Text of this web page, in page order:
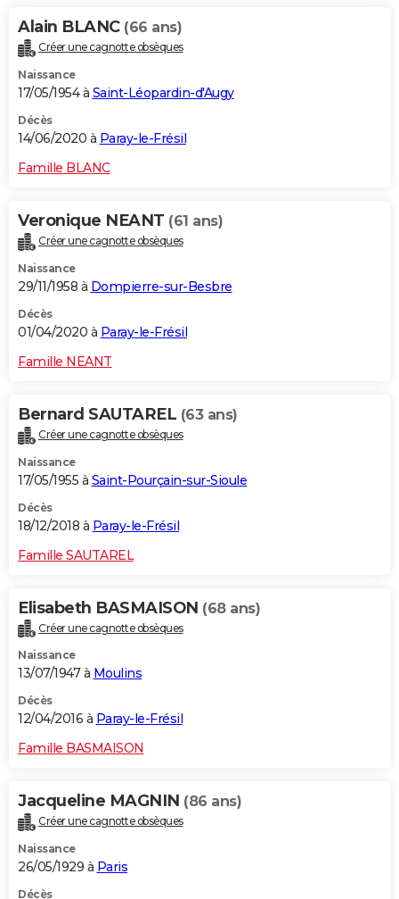
Alain BLANC (66 ans)
Créer une cagnotte obsèques
Naissance
17/05/1954 à Saint-Léopardin-d'Augy
Décès
14/06/2020 à Paray-le-Frésil
Famille BLANC
Veronique NEANT (61 ans)
Créer une cagnotte obsèques
Naissance
29/11/1958 à Dompierre-sur-Besbre
Décès
01/04/2020 à Paray-le-Frésil
Famille NEANT
Bernard SAUTAREL (63 ans)
Créer une cagnotte obsèques
Naissance
17/05/1955 à Saint-Pourçain-sur-Sioule
Décès
18/12/2018 à Paray-le-Frésil
Famille SAUTAREL
Elisabeth BASMAISON (68 ans)
Créer une cagnotte obsèques
Naissance
13/07/1947 à Moulins
Décès
12/04/2016 à Paray-le-Frésil
Famille BASMAISON
Jacqueline MAGNIN (86 ans)
Créer une cagnotte obsèques
Naissance
26/05/1929 à Paris
Décès